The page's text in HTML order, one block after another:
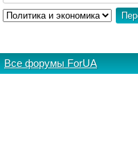
Все форумы ForUA